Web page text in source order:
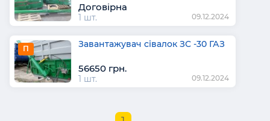
Договірна
1 шт. 09.12.2024
П Завантажувач сівалок ЗС -30 ГАЗ
56650 грн.
1 шт. 09.12.2024